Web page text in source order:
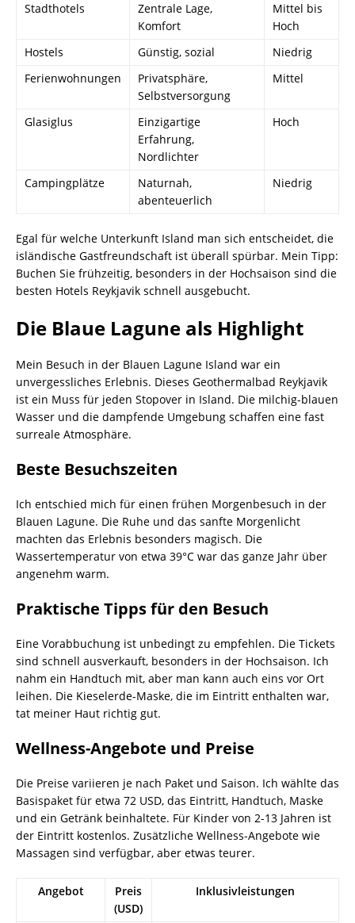
Stadthotels
Zentrale Lage,
Komfort
Mittel bis
Hoch
Hostels
Günstig, sozial
Niedrig
Ferienwohnungen
Privatsphäre,
Selbstversorgung
Mittel
Glasiglus
Einzigartige
Erfahrung,
Nordlichter
Hoch
Campingplätze
Naturnah,
abenteuerlich
Niedrig
Egal für welche Unterkunft Island man sich entscheidet, die
isländische Gastfreundschaft ist überall spürbar. Mein Tipp:
Buchen Sie frühzeitig, besonders in der Hochsaison sind die
besten Hotels Reykjavik schnell ausgebucht.
Die Blaue Lagune als Highlight
Mein Besuch in der Blauen Lagune Island war ein
unvergessliches Erlebnis. Dieses Geothermalbad Reykjavik
ist ein Muss für jeden Stopover in Island. Die milchig-blauen
Wasser und die dampfende Umgebung schaffen eine fast
surreale Atmosphäre.
Beste Besuchszeiten
Ich entschied mich für einen frühen Morgenbesuch in der
Blauen Lagune. Die Ruhe und das sanfte Morgenlicht
machten das Erlebnis besonders magisch. Die
Wassertemperatur von etwa 39°C war das ganze Jahr über
angenehm warm.
Praktische Tipps für den Besuch
Eine Vorabbuchung ist unbedingt zu empfehlen. Die Tickets
sind schnell ausverkauft, besonders in der Hochsaison. Ich
nahm ein Handtuch mit, aber man kann auch eins vor Ort
leihen. Die Kieselerde-Maske, die im Eintritt enthalten war,
tat meiner Haut richtig gut.
Wellness-Angebote und Preise
Die Preise variieren je nach Paket und Saison. Ich wählte das
Basispaket für etwa 72 USD, das Eintritt, Handtuch, Maske
und ein Getränk beinhaltete. Für Kinder von 2-13 Jahren ist
der Eintritt kostenlos. Zusätzliche Wellness-Angebote wie
Massagen sind verfügbar, aber etwas teurer.
Angebot
Preis
(USD)
Inklusivleistungen